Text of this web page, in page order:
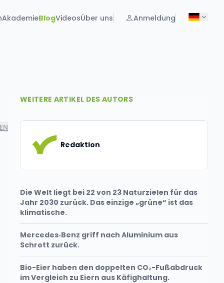
AkademieBlogVideosÜber uns Anmeldung
WEITERE ARTIKEL DES AUTORS
Redaktion
Die Welt liegt bei 22 von 23 Naturzielen für das
Jahr 2030 zurück. Das einzige „grüne“ ist das
klimatische.
Mercedes‑Benz griff nach Aluminium aus
Schrott zurück.
Bio-Eier haben den doppelten CO₂-Fußabdruck
im Vergleich zu Eiern aus Käfighaltung.